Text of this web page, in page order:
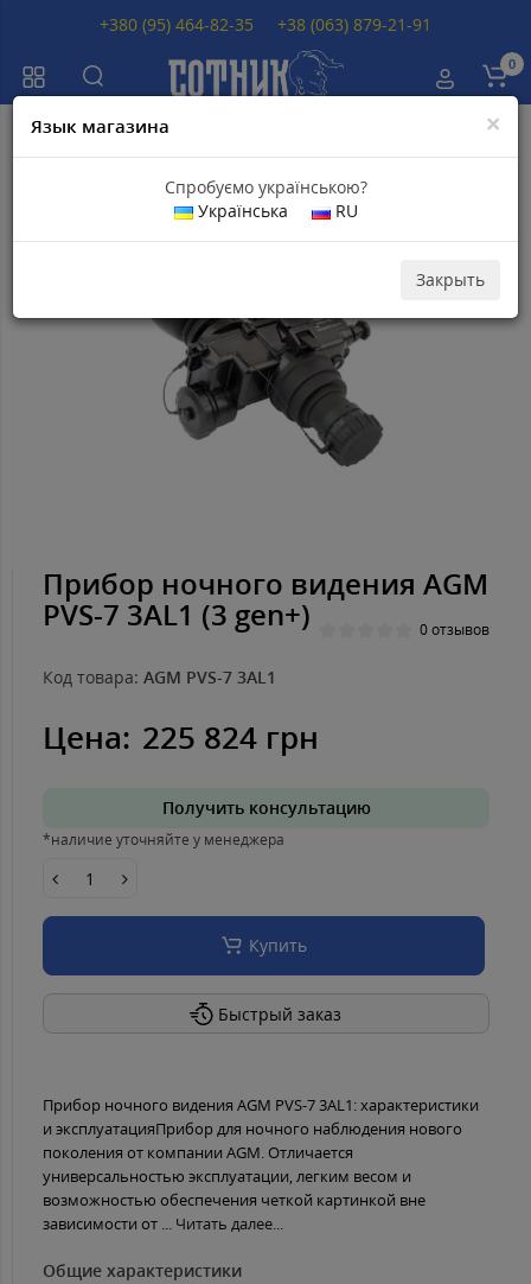
0
×
Язык магазина
Спробуємо українською?
Українська
RU
Закрыть
Прибор ночного видения AGM
PVS-7 3AL1 (3 gen+) 0 отзывов
Код товара: AGM PVS-7 3AL1
Цена: 225 824 грн
Получить консультацию
*наличие уточняйте у менеджера
Купить
Быстрый заказ
Прибор ночного видения AGM PVS-7 3AL1: характеристики
и эксплуатацияПрибор для ночного наблюдения нового
поколения от компании AGM. Отличается
универсальностью эксплуатации, легким весом и
возможностью обеспечения четкой картинкой вне
зависимости от ... Читать далее...
Общие характеристики
+380 (95) 464-82-35 +38 (063) 879-21-91